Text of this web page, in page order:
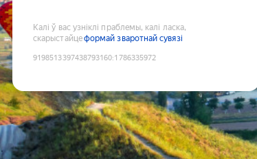
Калі ў вас узніклі праблемы, калі ласка,
скарыстайцеформай зваротнай сувязі
9198513397438793160:1786335972